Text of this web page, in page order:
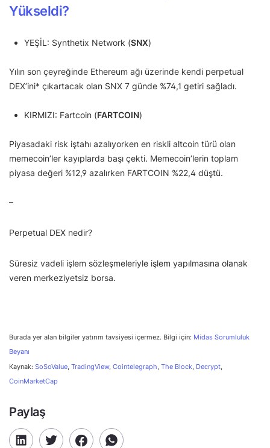
Yükseldi?
YEŞİL: Synthetix Network (SNX)
Yılın son çeyreğinde Ethereum ağı üzerinde kendi perpetual
DEX’ini* çıkartacak olan SNX 7 günde %74,1 getiri sağladı.
KIRMIZI: Fartcoin (FARTCOIN)
Piyasadaki risk iştahı azalıyorken en riskli altcoin türü olan
memecoin’ler kayıplarda başı çekti. Memecoin’lerin toplam
piyasa değeri %12,9 azalırken FARTCOIN %22,4 düştü.
–
Perpetual DEX nedir?
Süresiz vadeli işlem sözleşmeleriyle işlem yapılmasına olanak
veren merkeziyetsiz borsa.
Burada yer alan bilgiler yatırım tavsiyesi içermez. Bilgi için: Midas Sorumluluk
Beyanı
Kaynak: SoSoValue, TradingView, Cointelegraph, The Block, Decrypt,
CoinMarketCap
Paylaş